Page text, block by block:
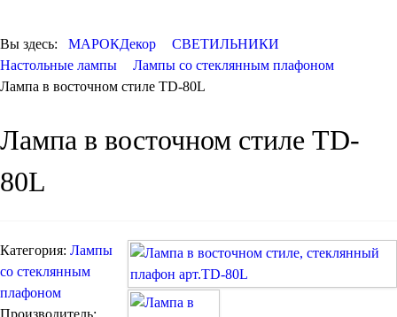
Люстры из мозаики
Люстры со стеклом
ПОСУДА
ДОСТАВКА и
ОПЛАТА
Вы здесь: МАРОКДекор
СВЕТИЛЬНИКИ
Настольные лампы
Лампы со стеклянным плафоном
Лампа в восточном стиле TD-80L
Лампа в восточном стиле TD-
80L
Категория: Лампы
со стеклянным
плафоном
Производитель: